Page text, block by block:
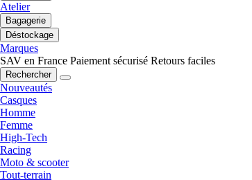
Atelier
Bagagerie
Déstockage
Marques
SAV en France Paiement sécurisé Retours faciles
Rechercher
Nouveautés
Casques
Homme
Femme
High-Tech
Racing
Moto & scooter
Tout-terrain